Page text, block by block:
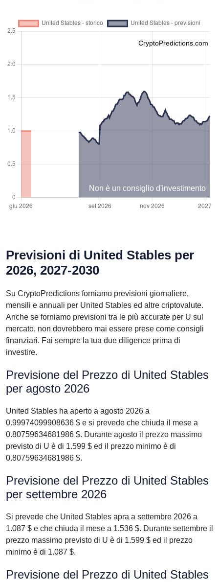
CryptoPredictions.com
Non è un consiglio d'investimento
Previsioni di United Stables per
2026, 2027-2030
Su CryptoPredictions forniamo previsioni giornaliere,
mensili e annuali per United Stables ed altre criptovalute.
Anche se forniamo previsioni tra le più accurate per U sul
mercato, non dovrebbero mai essere prese come consigli
finanziari. Fai sempre la tua due diligence prima di
investire.
Previsione del Prezzo di United Stables
per agosto 2026
United Stables ha aperto a agosto 2026 a
0.99974099908636 $ e si prevede che chiuda il mese a
0.80759634681986 $. Durante agosto il prezzo massimo
previsto di U è di 1.599 $ ed il prezzo minimo è di
0.80759634681986 $.
Previsione del Prezzo di United Stables
per settembre 2026
Si prevede che United Stables apra a settembre 2026 a
1.087 $ e che chiuda il mese a 1.536 $. Durante settembre il
prezzo massimo previsto di U è di 1.599 $ ed il prezzo
minimo è di 1.087 $.
Previsione del Prezzo di United Stables